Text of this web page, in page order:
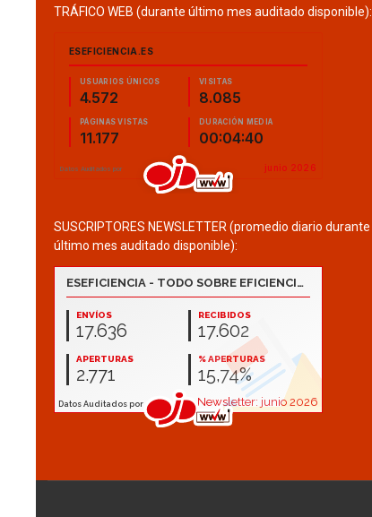
TRÁFICO WEB (durante último mes auditado disponible):
SUSCRIPTORES NEWSLETTER (promedio diario durante
último mes auditado disponible):